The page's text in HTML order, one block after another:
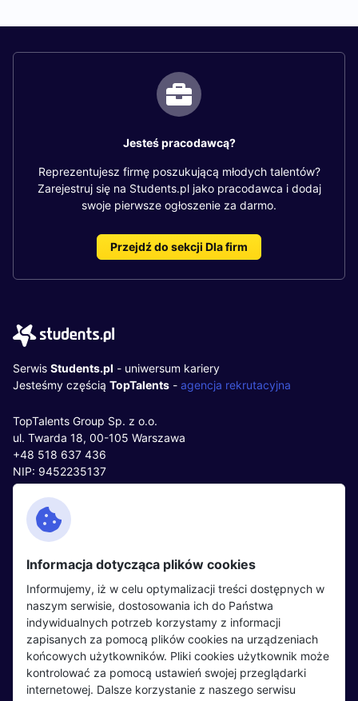
Jesteś pracodawcą?
Reprezentujesz firmę poszukującą młodych talentów?
Zarejestruj się na Students.pl jako pracodawca i dodaj
swoje pierwsze ogłoszenie za darmo.
Przejdź do sekcji Dla firm
Serwis Students.pl - uniwersum kariery
Jesteśmy częścią TopTalents - agencja rekrutacyjna
TopTalents Group Sp. z o.o.
ul. Twarda 18, 00-105 Warszawa
+48 518 637 436
NIP: 9452235137
Kontakt
Facebook
Twitter
LinkedIn
Partnerzy
Wydarzenia
Kandydaci
Regulamin kandydata
Pracodawcy
Regulamin pracodawcy
Informacja dotycząca plików cookies
Informujemy, iż w celu optymalizacji treści dostępnych w
naszym serwisie, dostosowania ich do Państwa
indywidualnych potrzeb korzystamy z informacji
zapisanych za pomocą plików cookies na urządzeniach
końcowych użytkowników. Pliki cookies użytkownik może
kontrolować za pomocą ustawień swojej przeglądarki
internetowej. Dalsze korzystanie z naszego serwisu